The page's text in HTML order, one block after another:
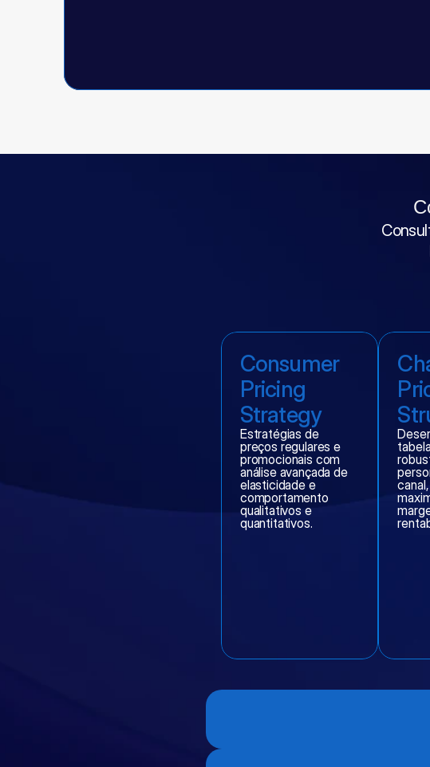
Consumer
Pricing
Strategy
Estratégias de
preços regulares e
promocionais com
análise avançada de
elasticidade e
comportamento
qualitativos e
quantitativos.